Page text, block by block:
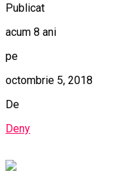
Publicat
acum 8 ani
pe
octombrie 5, 2018
De
Deny